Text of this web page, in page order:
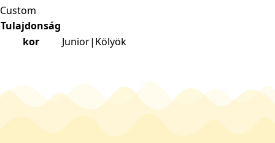
Custom
Tulajdonság
kor
Junior|Kölyök